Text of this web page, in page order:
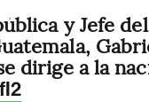
y Jefe del
dirige a la